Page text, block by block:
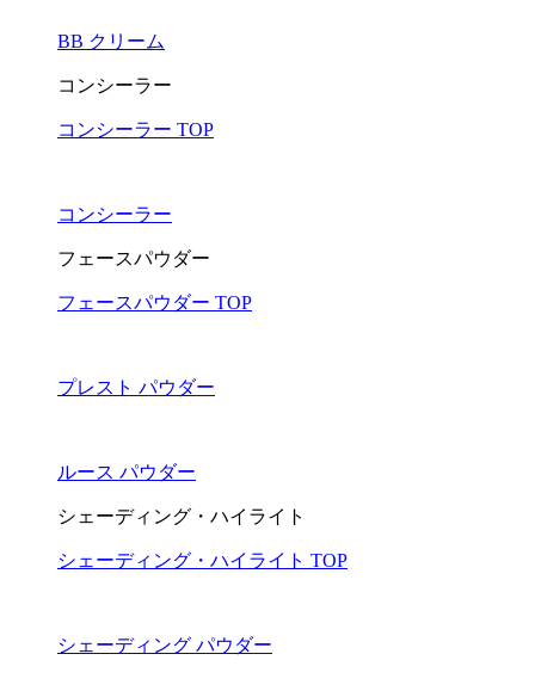
BB クリーム
コンシーラー
コンシーラー TOP
コンシーラー
フェースパウダー
フェースパウダー TOP
プレスト パウダー
ルース パウダー
シェーディング・ハイライト
シェーディング・ハイライト TOP
シェーディング パウダー